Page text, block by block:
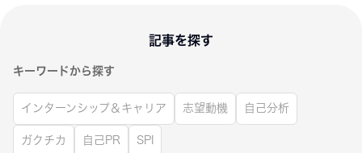
記事を探す
キーワードから探す
インターンシップ＆キャリア 志望動機 自己分析
ガクチカ 自己PR SPI